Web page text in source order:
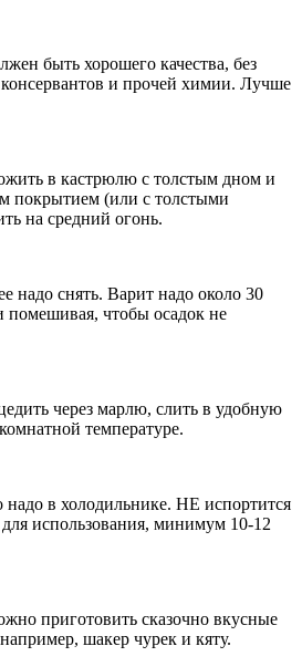
быть хорошего качества, без
консервантов и прочей химии. Лучше
в кастрюлю с толстым дном и
покрытием (или с толстыми
на средний огонь.
надо снять. Варит надо около 30
помешивая, чтобы осадок не
через марлю, слить в удобную
температуре.
надо в холодильнике. НЕ испортится
использования, минимум 10-12
приготовить сказочно вкусные
шакер чурек и кяту.